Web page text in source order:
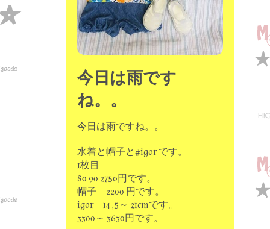
今日は雨です
ね。。
今日は雨ですね。。
水着と帽子と#igor です。
1枚目
80 90 2750円です。
帽子 2200 円です。
igor 14 ,5～ 21cmです。
3300～ 3630円です。